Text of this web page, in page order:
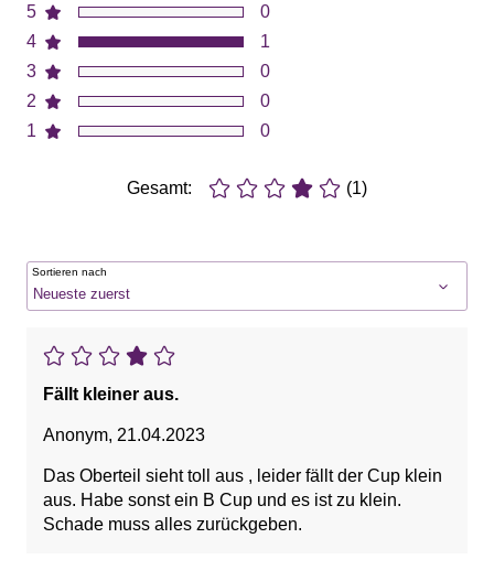
5
4
3
2
1
0
1
0
0
0
Gesamt: (1)
Sortieren nach
Fällt kleiner aus.
Anonym, 21.04.2023
Das Oberteil sieht toll aus , leider fällt der Cup klein
aus. Habe sonst ein B Cup und es ist zu klein.
Schade muss alles zurückgeben.